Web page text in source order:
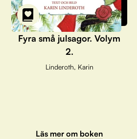
Fyra små julsagor. Volym
2.
Linderoth, Karin
Läs mer om boken